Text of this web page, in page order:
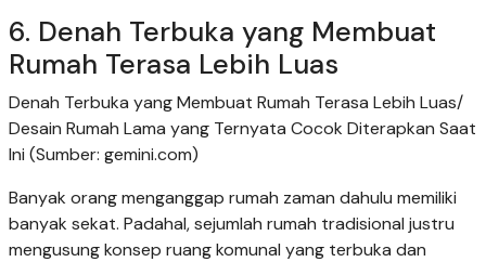
6. Denah Terbuka yang Membuat
Rumah Terasa Lebih Luas
Denah Terbuka yang Membuat Rumah Terasa Lebih Luas/
Desain Rumah Lama yang Ternyata Cocok Diterapkan Saat
Ini (Sumber: gemini.com)
Banyak orang menganggap rumah zaman dahulu memiliki
banyak sekat. Padahal, sejumlah rumah tradisional justru
mengusung konsep ruang komunal yang terbuka dan